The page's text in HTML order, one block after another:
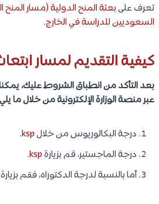
تعرف علىبعثة المنح الدولية (مسار المنح
السعوديين للدراسة في الخارج.
كيفية التقديم لمسار
بعد التأكد من انطباق الشروط عليك،
عبر منصة الوزارة الإلكترونية من خلال ما
درجة البكالوريوس من خلالksp
.
درجة الماجستير، قم بزيارةksp
.
أما بالنسبة لدرجة الدكتوراه، فقم بزيارة